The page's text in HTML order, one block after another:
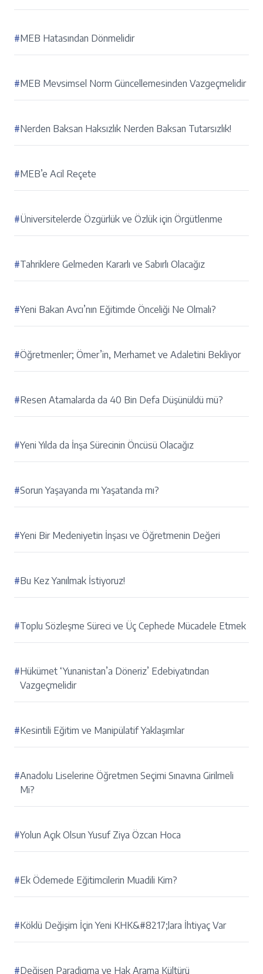
#MEB Hatasından Dönmelidir
#MEB Mevsimsel Norm Güncellemesinden Vazgeçmelidir
#Nerden Baksan Haksızlık Nerden Baksan Tutarsızlık!
#MEB’e Acil Reçete
#Üniversitelerde Özgürlük ve Özlük için Örgütlenme
#Tahriklere Gelmeden Kararlı ve Sabırlı Olacağız
#Yeni Bakan Avcı’nın Eğitimde Önceliği Ne Olmalı?
#Öğretmenler; Ömer’in, Merhamet ve Adaletini Bekliyor
#Resen Atamalarda da 40 Bin Defa Düşünüldü mü?
#Yeni Yılda da İnşa Sürecinin Öncüsü Olacağız
#Sorun Yaşayanda mı Yaşatanda mı?
#Yeni Bir Medeniyetin İnşası ve Öğretmenin Değeri
#Bu Kez Yanılmak İstiyoruz!
#Toplu Sözleşme Süreci ve Üç Cephede Mücadele Etmek
#Hükümet ‘Yunanistan’a Döneriz’ Edebiyatından
Vazgeçmelidir
#Kesintili Eğitim ve Manipülatif Yaklaşımlar
#Anadolu Liselerine Öğretmen Seçimi Sınavına Girilmeli
Mi?
#Yolun Açık Olsun Yusuf Ziya Özcan Hoca
#Ek Ödemede Eğitimcilerin Muadili Kim?
#Köklü Değişim İçin Yeni KHK&#8217;lara İhtiyaç Var
#Değişen Paradigma ve Hak Arama Kültürü